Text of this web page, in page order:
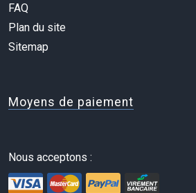
FAQ
Plan du site
Sitemap
Moyens de paiement
Nous acceptons :